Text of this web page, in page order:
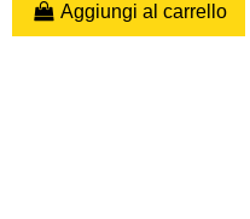
Aggiungi al carrello